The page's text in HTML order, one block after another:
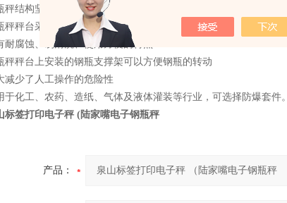
秤结构坚固,带有缓冲机构
秤秤台采用框架结构，表面进行防腐喷塑处理
耐腐蚀、易清洗、使用方便的特点
秤秤台上安装的钢瓶支撑架可以方便钢瓶的转动
减少了人工操作的危险性
于化工、农药、造纸、气体及液体灌装等行业，可选择防爆套件。
标签打印电子秤 (陆家嘴电子钢瓶秤
产品：